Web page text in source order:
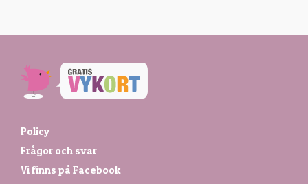
Policy
Frågor och svar
Vi finns på Facebook